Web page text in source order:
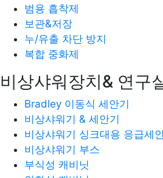
범용 흡착제
보관&저장
누/유출 차단 방지
복합 중화제
비상샤워장치& 연구
Bradley 이동식 세안기
비상샤워기 & 세안기
비상샤워기 싱크대용 응급세
비상샤워기 부스
부식성 캐비닛